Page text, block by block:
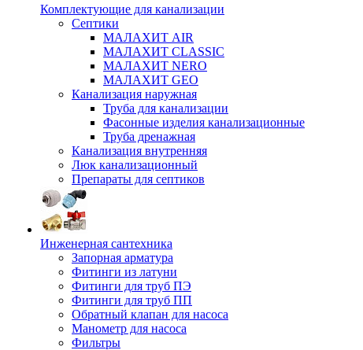
Комплектующие для канализации
Септики
МАЛАХИТ AIR
МАЛАХИТ CLASSIC
МАЛАХИТ NERO
МАЛАХИТ GEO
Канализация наружная
Труба для канализации
Фасонные изделия канализационные
Труба дренажная
Канализация внутренняя
Люк канализационный
Препараты для септиков
Инженерная сантехника
Запорная арматура
Фитинги из латуни
Фитинги для труб ПЭ
Фитинги для труб ПП
Обратный клапан для насоса
Манометр для насоса
Фильтры